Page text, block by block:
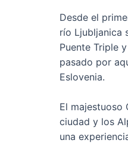
Desde el
río Ljubljanica
Puente Triple
pasado por
Eslovenia.
El majestuoso
ciudad y los
una